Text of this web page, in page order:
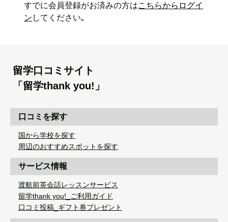
すでに会員登録がお済みの方はこちらからログイ
ン してください｡
留学口コミサイト
「留学thank you!」
口コミを探す
国から学校を探す
周辺のおすすめスポットを探す
サービス情報
渡航前英会話レッスンサービス
留学thank you!_ご利用ガイド
口コミ投稿_ギフト券プレゼント